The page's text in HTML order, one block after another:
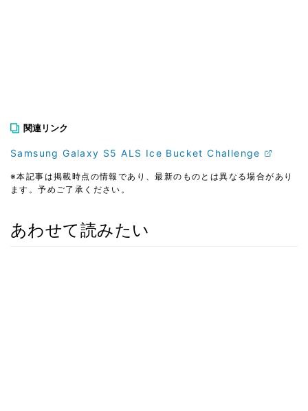
関連リンク
Samsung Galaxy S5 ALS Ice Bucket Challenge
※本記事は掲載時点の情報であり、最新のものとは異なる場合があり
ます。予めご了承ください。
あわせて読みたい